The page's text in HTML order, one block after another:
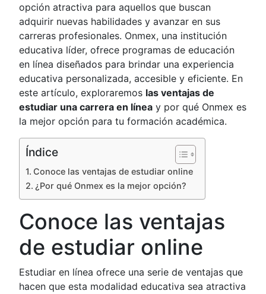
opción atractiva para aquellos que buscan
adquirir nuevas habilidades y avanzar en sus
carreras profesionales. Onmex, una institución
educativa líder, ofrece programas de educación
en línea diseñados para brindar una experiencia
educativa personalizada, accesible y eficiente. En
este artículo, exploraremos las ventajas de
estudiar una carrera en línea y por qué Onmex es
la mejor opción para tu formación académica.
Índice
Conoce las ventajas de estudiar online
¿Por qué Onmex es la mejor opción?
Conoce las ventajas
de estudiar online
Estudiar en línea ofrece una serie de ventajas que
hacen que esta modalidad educativa sea atractiva